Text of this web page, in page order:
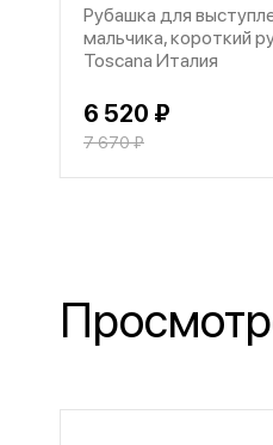
Рубашка для
мальчика, короткий
Toscana Италия
6 520 ₽
7 670 ₽